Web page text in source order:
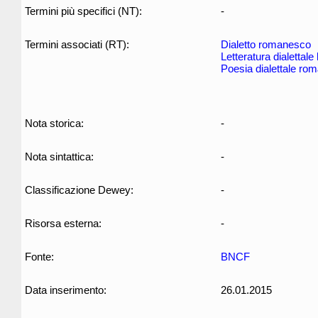
Termini più specifici (NT): -
Termini associati (RT):
Dialetto romanesco
Letteratura dialettale
Poesia dialettale
Nota storica: -
Nota sintattica: -
Classificazione Dewey: -
Risorsa esterna: -
Fonte: BNCF
Data inserimento: 26.01.2015